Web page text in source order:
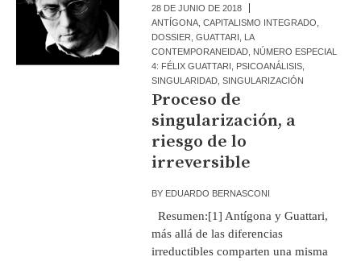
28 DE JUNIO DE 2018
ANTÍGONA ,CAPITALISMO INTEGRADO
DOSSIER ,GUATTARI
LA
CONTEMPORANEIDAD NÚMERO ESPECIAL
4: FÉLIX GUATTARI
PSICOANÁLISIS
SINGULARIDAD ,SINGULARIZACIÓN
Proceso de
singularización, a
riesgo de lo
irreversible
BY EDUARDO BERNASCONI
Resumen:[1] Antígona y Guattari,
más allá de las diferencias
irreductibles comparten una misma